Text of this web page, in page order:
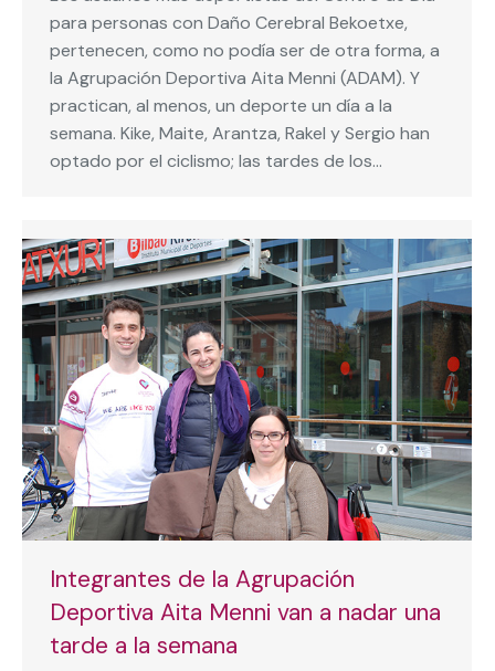
para personas con Daño Cerebral Bekoetxe,
pertenecen, como no podía ser de otra forma, a
la Agrupación Deportiva Aita Menni (ADAM). Y
practican, al menos, un deporte un día a la
semana. Kike, Maite, Arantza, Rakel y Sergio han
optado por el ciclismo; las tardes de los…
Integrantes de la Agrupación
Deportiva Aita Menni van a nadar una
tarde a la semana